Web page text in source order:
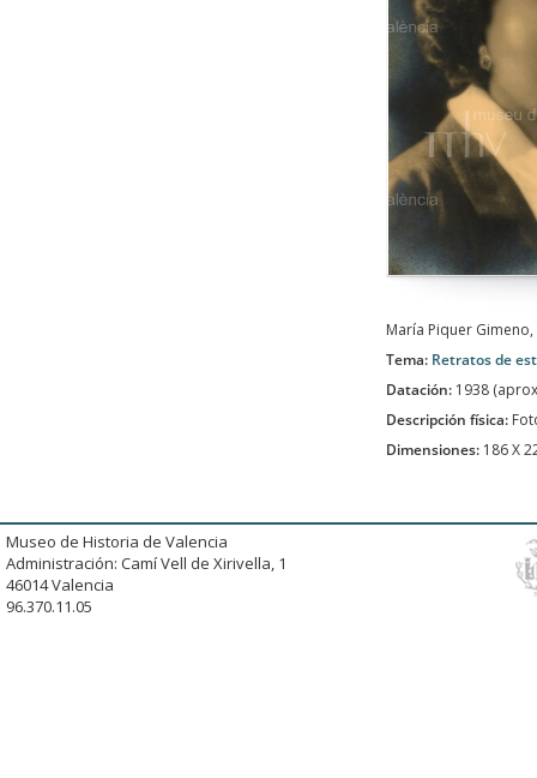
María Piquer
Tema: Retratos de
Datación: 1938
Descripción física:
Dimensiones: 186 X
Museo de Historia de Valencia
Administración: Camí Vell de Xirivella, 1
46014 Valencia
96.370.11.05